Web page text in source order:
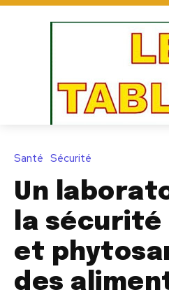
Santé Sécurité
Un
la
et
des